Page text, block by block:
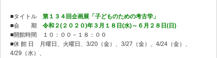
■タイトル 第１３４回企画展「子どものための考古学」
■会 期 令和２(２０２０)年３月１８日(水)～６月２８日(日)
■開館時間 １０：００－１８：００
■休 館 日 月曜日、火曜日、3/20（金）、3/27（金）、4/24（金）、
4/29（水）、